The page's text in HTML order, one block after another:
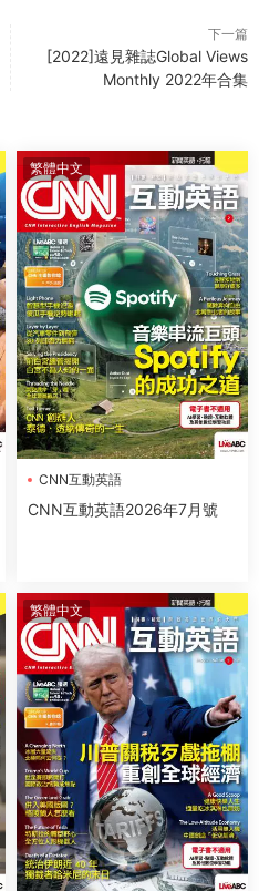
下一篇
[2022]遠見雜誌Global Views
Monthly 2022年合集
繁體中文
CNN互動英語
CNN互動英語2026年7月號
繁體中文